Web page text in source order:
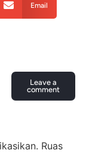
Email
Leave a
comment
Ruas